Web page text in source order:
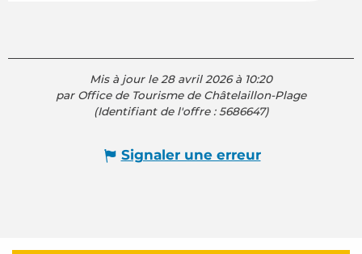
Mis à jour le 28 avril 2026 à 10:20
par Office de Tourisme de Châtelaillon-Plage
(Identifiant de l'offre :5686647)
Signaler une erreur